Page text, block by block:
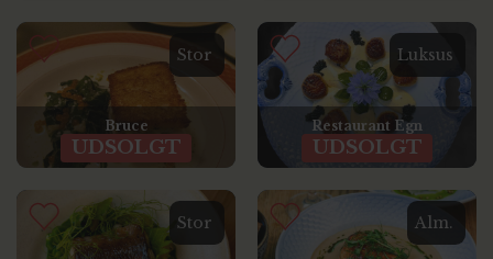
Luksus
Restaurant Egn
UDSOLGT
Stor
Stor
Bruce
UDSOLGT
Alm.